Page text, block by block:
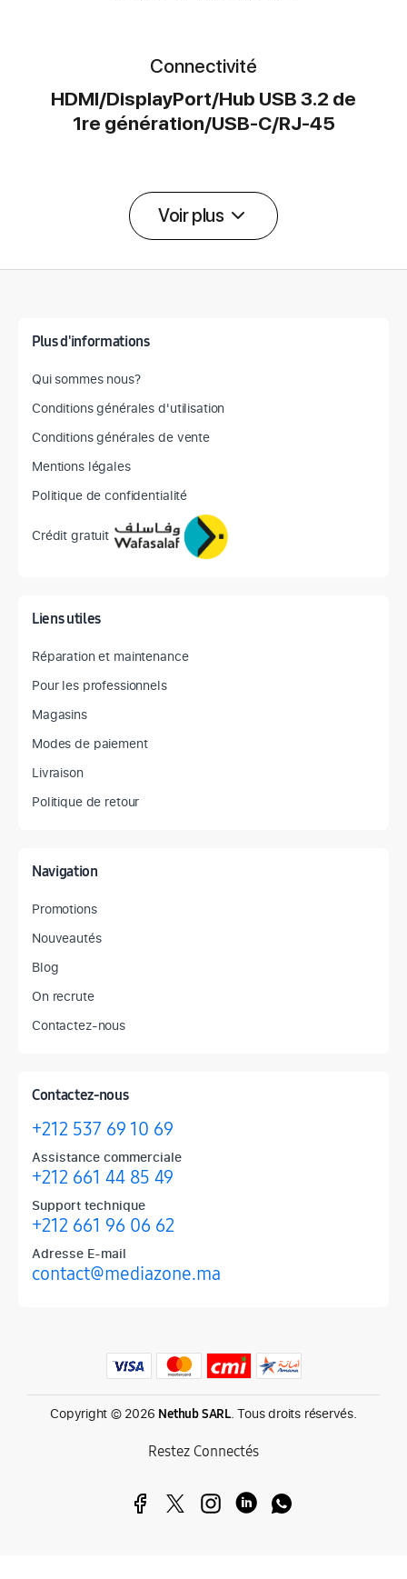
Connectivité
HDMI/DisplayPort/Hub USB 3.2 de
1re génération/USB-C/RJ-45
Voir plus
Plus d'informations
Qui sommes nous?
Conditions générales d'utilisation
Conditions générales de vente
Mentions légales
Politique de confidentialité
Crédit gratuit
Liens utiles
Réparation et maintenance
Pour les professionnels
Magasins
Modes de paiement
Livraison
Politique de retour
Navigation
Promotions
Nouveautés
Blog
On recrute
Contactez-nous
Contactez-nous
+212 537 69 10 69
Assistance commerciale
+212 661 44 85 49
Support technique
+212 661 96 06 62
Adresse E-mail
contact@mediazone.ma
Produits phares chez Mediazone
Retrouvez chez Mediazone les références incontournables :
Copyright © 2026 Nethub SARL. Tous droits réservés.
Restez Connectés